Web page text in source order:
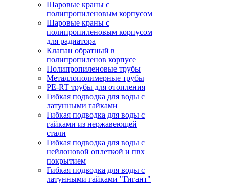
Шаровые краны с
полипропиленовым корпусом
Шаровые краны с
полипропиленовым корпусом
для радиатора
Клапан обратный в
полипропиленов корпусе
Полипропиленовые трубы
Металлополимерные трубы
PE-RT трубы для отопления
Гибкая подводка для воды с
латунными гайками
Гибкая подводка для воды с
гайками из нержавеющей
стали
Гибкая подводка для воды с
нейлоновой оплеткой и пвх
покрытием
Гибкая подводка для воды с
латунными гайками "Гигант"